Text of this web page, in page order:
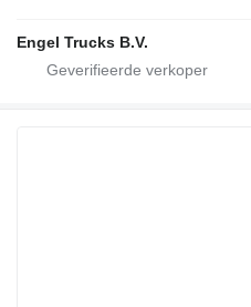
Engel Trucks B.V.